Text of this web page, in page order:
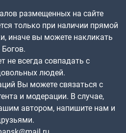
размещенных на сайте
только при наличии прямой
иначе вы можете накликать
не всегда совпадать с
людей.
Вы можете связаться с
и модерации. В случае,
автором, напишите нам и